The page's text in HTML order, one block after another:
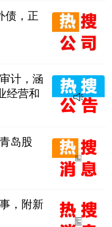
百货等全国知名头
定制的人文商业场
债，正
计，涵
经营和
岛股
，附新